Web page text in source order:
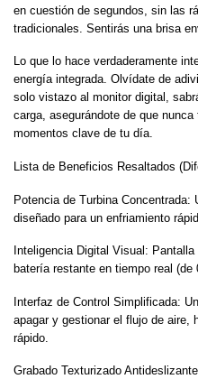
en cuestión de segundos, sin las
tradicionales. Sentirás una brisa
Lo que lo hace verdaderamente
energía integrada. Olvídate de
solo vistazo al monitor digital,
carga, asegurándote de que
momentos clave de tu día.
Lista de Beneficios Resaltados
Potencia de Turbina
diseñado para un enfriamiento
Inteligencia Digital Visual:
batería restante en tiempo real
Interfaz de Control Simplificada:
apagar y gestionar el flujo de aire,
rápido.
Grabado Texturizado